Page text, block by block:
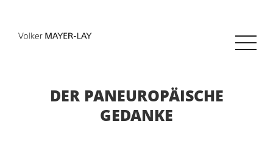
DER PANEUROPÄISCHE
GEDANKE